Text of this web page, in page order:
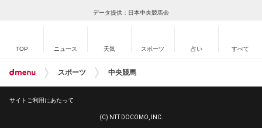
データ提供：日本中央競馬会
TOP ニュース 天気 スポーツ 占い すべて
スポーツ 中央競馬
サイトご利用にあたって
(C) NTT DOCOMO, INC.